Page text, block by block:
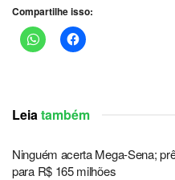
Compartilhe isso:
Leiatambém
Ninguém acerta Mega-Sena;
para R$ 165 milhões